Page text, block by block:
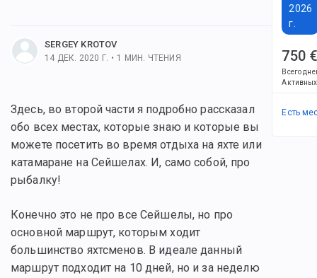
SERGEY KROTOV
14 ДЕК. 2020 Г. • 1 МИН. ЧТЕНИЯ
Здесь, во второй части я подробно рассказал
обо всех местах, которые знаю и которые вы
можете посетить во время отдыха на яхте или
катамаране на Сейшелах. И, само собой, про
рыбалку!
Конечно это не про все Сейшелы, но про
основной маршрут, которым ходит
большинство яхтсменов. В идеале данный
маршрут подходит на 10 дней, но и за неделю
2026
г.
750
Всего
Есть